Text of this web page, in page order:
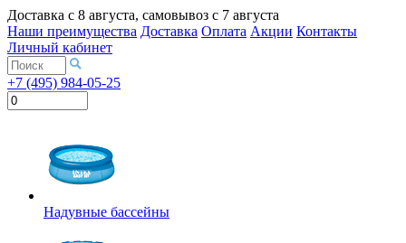
Доставка с 8 августа, самовывоз с 7 августа
Наши преимущества Доставка Оплата Акции Контакты
Личный кабинет
+7 (495) 984-05-25
Надувные бассейны